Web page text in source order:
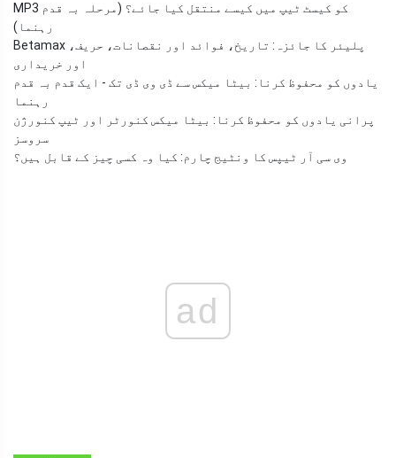
MP3 کو کیسٹ ٹیپ میں کیسے منتقل کیا جائے؟ (مرحلہ بہ قدم
رہنما)
Betamax پلیئر کا جائزہ: تاریخ، فوائد اور نقصانات، حریف،
اور خریداری
یادوں کو محفوظ کرنا: بیٹا میکس سے ڈی وی ڈی تک - ایک قدم بہ قدم
رہنما
پرانی یادوں کو محفوظ کرنا: بیٹا میکس کنورٹر اور ٹیپ کنورژن
سروسز
وی سی آر ٹیپس کا ونٹیج چارم: کیا وہ کسی چیز کے قابل ہیں؟
ad